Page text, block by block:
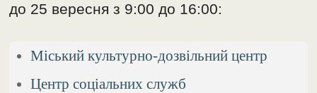
до 25 вересня з 9:00 до 16:00:
Міський культурно-дозвільний центр
Центр соціальних служб